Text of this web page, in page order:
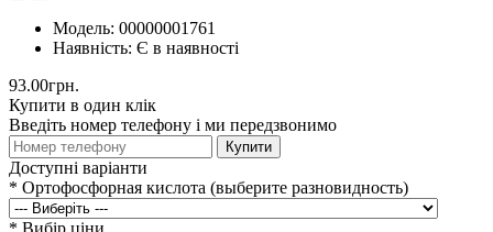
Модель: 00000001761
Наявність: Є в наявності
93.00грн.
Купити в один клік
Введіть номер телефону і ми передзвонимо
Купити
Доступні варіанти
* Ортофосфорная кислота (выберите разновидность)
* Вибір ціни